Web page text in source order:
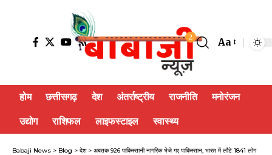
2 Aa
होम छत्तीसगढ़ देश अंतर्राष्ट्रीय राजनीति मनोरंजन
उद्योग राशिफल लाइफस्टाइल स्वास्थ्य
Babaji News > Blog > देश> अबतक 926 पाकिस्तानी नागरिक भेजे गए पाकिस्तान, भारत में लौटे 1841 लोग